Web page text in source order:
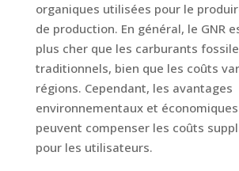
organiques utilisées pour le
de production. En général, le GNR
plus cher que les carburants
traditionnels, bien que les coûts
régions. Cependant, les avantages
environnementaux et économiques
peuvent compenser les coûts
pour les utilisateurs.